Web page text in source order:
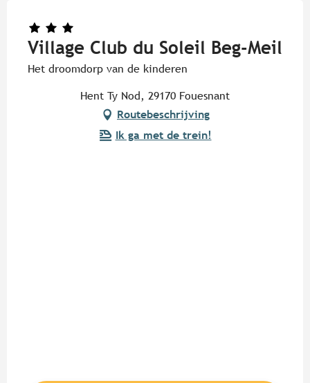
Village Club du Soleil Beg-Meil
Het droomdorp van de kinderen
Hent Ty Nod, 29170 Fouesnant
Routebeschrijving
Ik ga met de trein!